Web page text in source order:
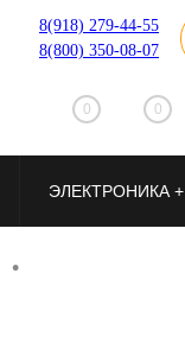
8(918) 279-44-55
8(800) 350-08-07
0 0
ЭЛЕКТРОНИКА +
•